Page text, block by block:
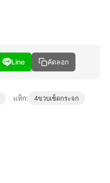
Line คัดลอก
แท็ก:
4ขวบเช็ดกระจก